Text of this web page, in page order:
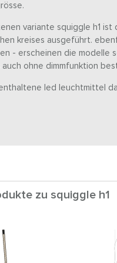
variante squiggle h1 ist
kreises ausgeführt.
- erscheinen die modelle
auch ohne dimmfunktion
led leuchtmittel
zu squiggle h1